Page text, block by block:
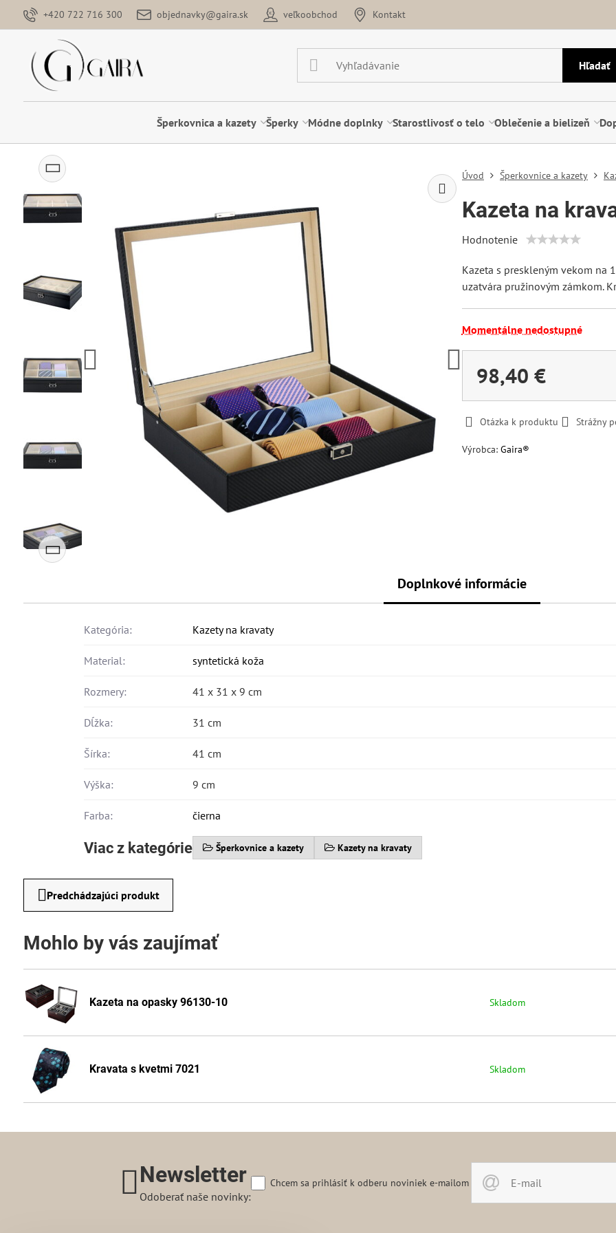
+420 722 716 300 objednavky@gaira.sk veľkoobchod Kontakt
Hľadať
Šperkovnica a kazety Šperky Módne doplnky Starostlivosť o telo Oblečenie a bielizeň
Úvod Šperkovnice a kazety
Kazeta na
Hodnotenie
Kazeta s preskleným vekom na
uzatvára pružinovým zámkom.
Momentálne nedostupné
98,40 €
Otázka k produktu Strážny
Výrobca: Gaira®
Doplnkové informácie
Kategória: Kazety na kravaty
Material: syntetická koža
Rozmery: 41 x 31 x 9 cm
Dĺžka: 31 cm
Šírka: 41 cm
Výška: 9 cm
Farba: čierna
Viac z kategórie Šperkovnice a kazety Kazety na kravaty
Predchádzajúci produkt
Mohlo by vás zaujímať
Kazeta na opasky 96130-10 Skladom
Kravata s kvetmi 7021 Skladom
Newsletter
Odoberať naše novinky:
Chcem sa prihlásiť k odberu noviniek e-mailom